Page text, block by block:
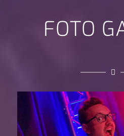
FOTO